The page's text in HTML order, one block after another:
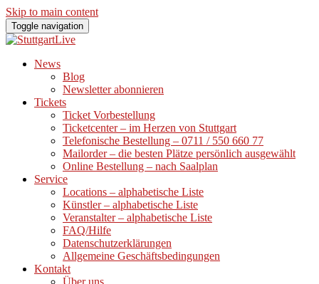
Skip to main content
Toggle navigation
News
Blog
Newsletter abonnieren
Tickets
Ticket Vorbestellung
Ticketcenter – im Herzen von Stuttgart
Telefonische Bestellung – 0711 / 550 660 77
Mailorder – die besten Plätze persönlich ausgewählt
Online Bestellung – nach Saalplan
Service
Locations – alphabetische Liste
Künstler – alphabetische Liste
Veranstalter – alphabetische Liste
FAQ/Hilfe
Datenschutzerklärungen
Allgemeine Geschäftsbedingungen
Kontakt
Über uns